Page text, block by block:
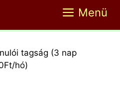
Menü
tagság (3 nap
hó)